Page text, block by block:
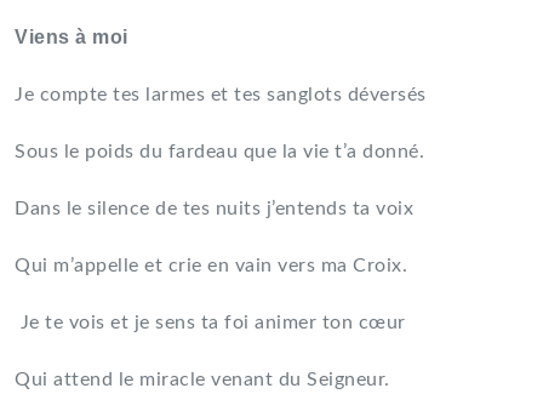
DES HMONG DE FRANCE
Viens à moi
Je compte tes larmes et tes sanglots déversés
Sous le poids du fardeau que la vie t’a donné.
Dans le silence de tes nuits j’entends ta voix
Qui m’appelle et crie en vain vers ma Croix.
Je te vois et je sens ta foi animer ton cœur
Qui attend le miracle venant du Seigneur.